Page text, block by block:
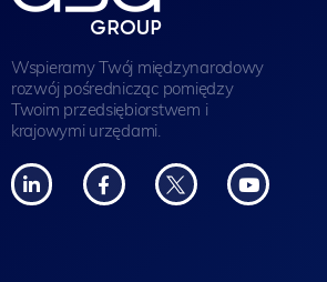
Wspieramy Twój międzynarodowy
rozwój pośrednicząc pomiędzy
Twoim przedsiębiorstwem i
krajowymi urzędami.